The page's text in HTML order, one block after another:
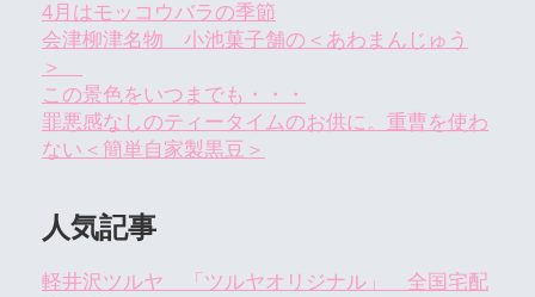
4月はモッコウバラの季節
会津柳津名物 小池菓子舗の＜あわまんじゅう
＞
この景色をいつまでも・・・
罪悪感なしのティータイムのお供に。重曹を使わ
ない＜簡単自家製黒豆＞
人気記事
軽井沢ツルヤ 「ツルヤオリジナル」 全国宅配